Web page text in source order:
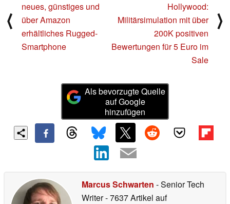
⟨
neues, günstiges und
über Amazon
erhältliches Rugged-
Smartphone
Hollywood:
Militärsimulation mit über
200K positiven
Bewertungen für 5 Euro im
Sale
⟩
Als bevorzugte Quelle
auf Google
hinzufügen
Marcus Schwarten - Senior Tech
Writer- 7637 Artikel auf